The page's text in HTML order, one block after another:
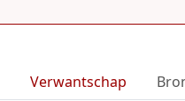
Verwantschap